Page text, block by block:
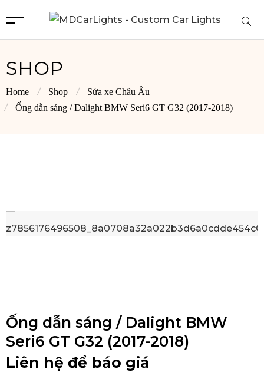
SHOP
Home Shop
Sửa xe Châu Âu
Ống dẫn sáng / Dalight BMW Seri6 GT G32 (2017-2018)
Ống dẫn sáng / Dalight BMW
Seri6 GT G32 (2017-2018)
Liên hệ để báo giá